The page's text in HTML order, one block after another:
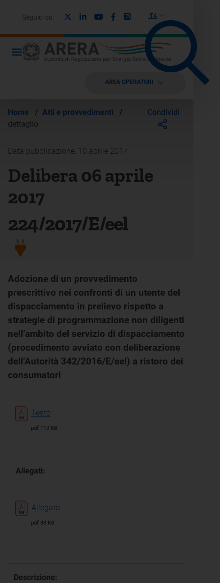
ITA
Seguici su: LinkedinYoutubeFacebook
Instagram
AREA OPERATORI
Home / Atti e provvedimenti
/
dettaglio
Condividi
Data pubblicazione: 10 aprile 2017
Delibera 06 aprile
2017
224/2017/E/eel
Adozione di un provvedimento
prescrittivo nei confronti di un utente del
dispacciamento in prelievo rispetto a
strategie di programmazione non diligenti
nell’ambito del servizio di dispacciamento
(procedimento avviato con deliberazione
dell’Autorità 342/2016/E/eel) a ristoro dei
consumatori
Testo
pdf 110 KB
Allegati:
Allegato
pdf 83 KB
Descrizione: